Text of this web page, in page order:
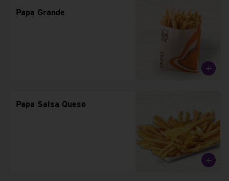
Papa Grande
Papa Salsa Queso